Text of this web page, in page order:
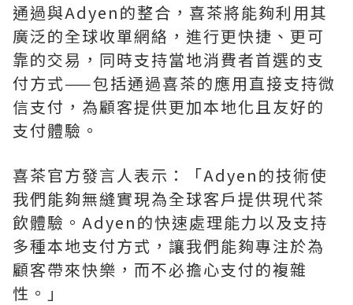
通過與Adyen的整合，喜茶將能夠利用其
廣泛的全球收單網絡，進行更快捷、更可
靠的交易，同時支持當地消費者首選的支
付方式——包括通過喜茶的應用直接支持微
信支付，為顧客提供更加本地化且友好的
支付體驗。
喜茶官方發言人表示：「Adyen的技術使
我們能夠無縫實現為全球客戶提供現代茶
飲體驗。Adyen的快速處理能力以及支持
多種本地支付方式，讓我們能夠專注於為
顧客帶來快樂，而不必擔心支付的複雜
性。」